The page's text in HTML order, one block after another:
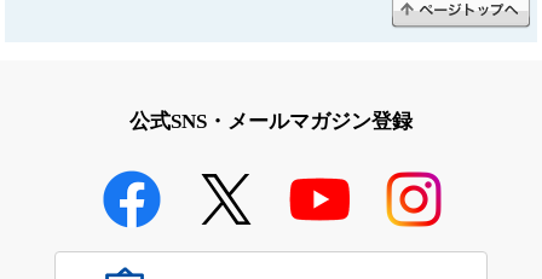
公式SNS・メールマガジン登録